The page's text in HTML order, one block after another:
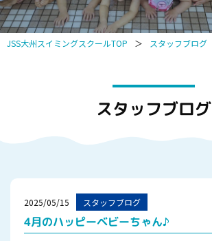
JSS大州スイミングスクールTOP ＞ スタッフブログ
スタッフブログ
2025/05/15 スタッフブログ
4月のハッピーベビーちゃん♪